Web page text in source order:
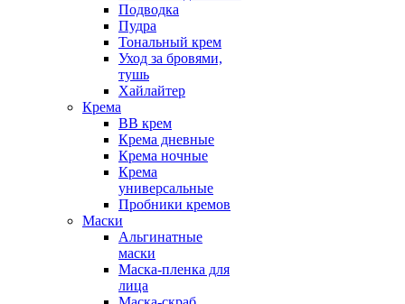
Подводка
Пудра
Тональный крем
Уход за бровями,
тушь
Хайлайтер
Крема
ВВ крем
Крема дневные
Крема ночные
Крема
универсальные
Пробники кремов
Маски
Альгинатные
маски
Маска-пленка для
лица